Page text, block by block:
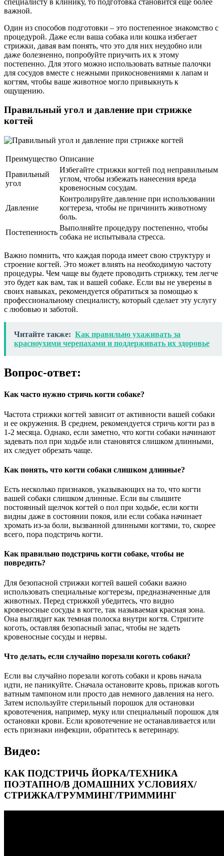
важной.
Один из способов подготовки – это постепенное знакомство с
процедурой. Даже если ваша собака или кошка избегает
стрижки, давая вам понять, что это для них неудобно или
даже болезненно, попробуйте приучить их к этому
постепенно. Для этого можно использовать ватные палочки
для сосудов вместе с нежными прикосновениями к лапам и
когтям, чтобы ваше животное могло привыкнуть к
ощущению.
Правильный угол и давление при стрижке
когтей
Преимущество Описание
Правильный
угол
Избегайте стрижки когтей под неправильным
углом, чтобы избежать нанесения вреда
кровеносным сосудам.
Давление
Контролируйте давление при использовании
когтереза, чтобы не причинить животному
боль.
Постепенность
Выполняйте процедуру постепенно, чтобы
собака не испытывала стресса.
Важно помнить, что каждая порода имеет свою структуру и
строение когтей. Это может влиять на необходимую частоту
процедуры. Чем чаще вы будете проводить стрижку, тем легче
это будет как вам, так и вашей собаке. Если вы не уверены в
своих навыках, рекомендуется обратиться за помощью к
профессиональному специалисту, который сделает эту услугу
с любовью и заботой.
Читайте также: Как правильно ухаживать за
красноухими черепахами и поддерживать их здоровье
Вопрос-ответ:
Как часто нужно стричь когти собаке?
Частота стрижки когтей зависит от активности вашей собаки
и ее окружения. В среднем, рекомендуется стричь когти раз в
1-2 месяца. Однако, если заметно, что когти собаки начинают
задевать пол при ходьбе или становятся слишком длинными,
их следует обрезать чаще.
Как понять, что когти собаки слишком длинные?
Есть несколько признаков, указывающих на то, что когти
вашей собаки слишком длинные. Если вы слышите
постоянный щелчок когтей о пол при ходьбе, если когти
видны даже в состоянии покоя, или если собака начинает
хромать из-за боли, вызванной длинными когтями, то, скорее
всего, пора подстричь когти.
Как правильно подстричь когти собаке, чтобы не
повредить?
Для безопасной стрижки когтей вашей собаки важно
использовать специальные когтерезы, предназначенные для
животных. Перед стрижкой убедитесь, что видно
кровеносные сосуды в когте, так называемая красная зона.
Она выглядит как темная полоска внутри когтя. Стригите
коготь, оставляя безопасный запас, чтобы не задеть
кровеносные сосуды и нервы.
Что делать, если случайно порезали коготь собаки?
Если вы случайно порезали коготь собаки и кровь начала
идти, не паникуйте. Сначала остановите кровь, прижав коготь
ватным тампоном или просто дав немного давления на него.
Затем используйте стерильный порошок для остановки
кровотечения, например, муку или специальный порошок для
остановки крови. Если кровотечение не останавливается или
есть признаки инфекции, обратитесь к ветеринару.
Видео:
КАК ПОДСТРИЧЬ ЙОРКА/ТЕХНИКА
ПОЭТАПНО/В ДОМАШНИХ УСЛОВИЯХ/
СТРИЖКА/ГРУММИНГ/ТРИММИНГ